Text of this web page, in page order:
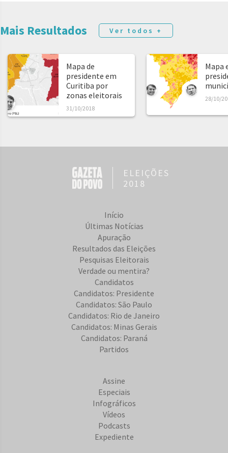
Mais Resultados Ver todos +
Mapa de
presidente em
Curitiba por
zonas eleitorais
31/10/2018
Mapa
28/10/
ELEIÇÕES
2018
Início
Últimas Notícias
Apuração
Resultados das Eleições
Pesquisas Eleitorais
Verdade ou mentira?
Candidatos
Candidatos: Presidente
Candidatos: São Paulo
Candidatos: Rio de Janeiro
Candidatos: Minas Gerais
Candidatos: Paraná
Partidos
Assine
Especiais
Infográficos
Vídeos
Podcasts
Expediente